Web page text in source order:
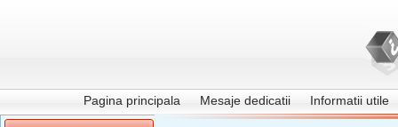
Pagina principala Mesaje dedicatii Informatii utile